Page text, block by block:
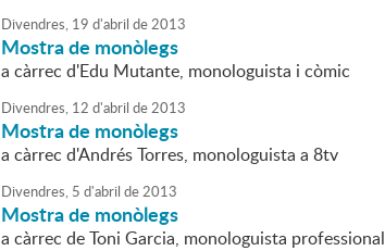
Divendres, 19 d'abril de2013
Mostra de monòlegs
a càrrec d'Edu Mutante, monologuista i còmic
Divendres, 12 d'abril de2013
Mostra de monòlegs
a càrrec d'Andrés Torres, monologuista a 8tv
Divendres, 5 d'abril de2013
Mostra de monòlegs
a càrrec de Toni Garcia, monologuista professional